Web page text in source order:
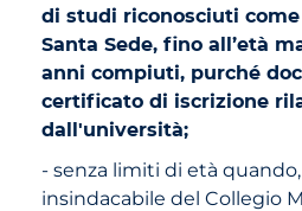
di studi riconosciuti
Santa Sede, fino all’età
anni compiuti, purché
certificato di iscrizione
dall'università;
- senza limiti di età
insindacabile del Collegio